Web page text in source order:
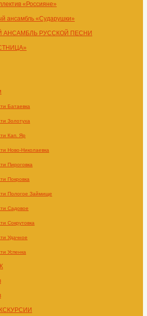
«Россияне»
ансамбль «Сударушки»
АНСАМБЛЬ РУССКОЙ ПЕСНИ
Батаевка
Золотуха
Кап. Яр
Ново-Николаевка
Пироговка
Покровка
Пологое Займище
Садовое
Сокрутовка
Удачное
Успенка